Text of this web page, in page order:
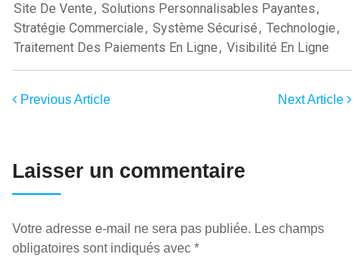
Site De Vente, Solutions Personnalisables Payantes,
Stratégie Commerciale, Système Sécurisé, Technologie,
Traitement Des Paiements En Ligne, Visibilité En Ligne
Previous Article Next Article
Laisser un commentaire
Votre adresse e-mail ne sera pas publiée. Les champs
obligatoires sont indiqués avec *